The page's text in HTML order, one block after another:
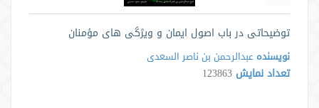
توضیحاتی در باب اصول ایمان و ویژگی های مؤمنان
نویسنده عبدالرحمن بن ناصر السعدی
تعداد نمایش 123863